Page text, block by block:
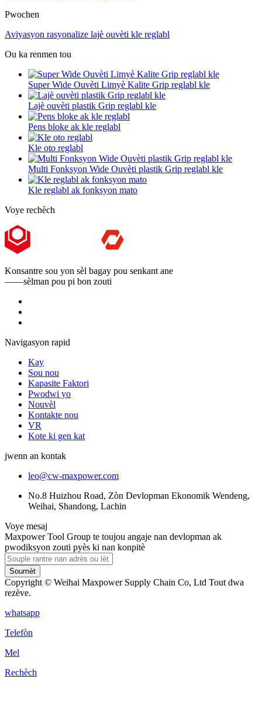
Pwochen
Aviyasyon rasyonalize lajè ouvèti kle reglabl
Ou ka renmen tou
Super Wide Ouvèti Limyè Kalite Grip reglabl kle
Lajè ouvèti plastik Grip reglabl kle
Pens bloke ak kle reglabl
Kle oto reglabl
Multi Fonksyon Wide Ouvèti plastik Grip reglabl kle
Kle reglabl ak fonksyon mato
Voye rechèch
Konsantre sou yon sèl bagay pou senkant ane
——sèlman pou pi bon zouti
Navigasyon rapid
Kay
Sou nou
Kapasite Faktori
Pwodwi yo
Nouvèl
Kontakte nou
VR
Kote ki gen kat
jwenn an kontak
leo@cw-maxpower.com
No.8 Huizhou Road, Zòn Devlopman Ekonomik Wendeng,
Weihai, Shandong, Lachin
Voye mesaj
Maxpower Tool Group te toujou angaje nan devlopman ak
pwodiksyon zouti pyès ki nan konpitè
Soumèt
Copyright © Weihai Maxpower Supply Chain Co, Ltd Tout dwa
rezève.
whatsapp
Telefòn
Mel
Rechèch